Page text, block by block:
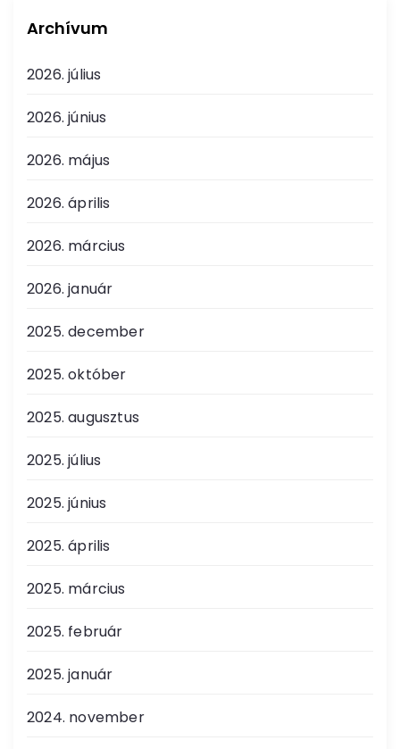
Archívum
2026. július
2026. június
2026. május
2026. április
2026. március
2026. január
2025. december
2025. október
2025. augusztus
2025. július
2025. június
2025. április
2025. március
2025. február
2025. január
2024. november